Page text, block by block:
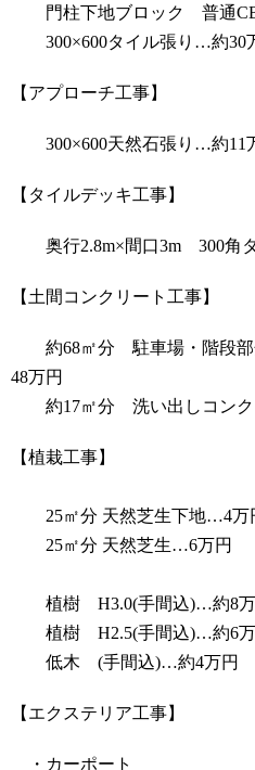
門柱下地ブロック 普通
300×600タイル張り…約30
【アプローチ工事】
300×600天然石張り…約11
【タイルデッキ工事】
奥行2.8m×間口3m 300角
【土間コンクリート工事】
約68㎡分 駐車場・階段部
48万円
約17㎡分 洗い出しコンク
【植栽工事】
25㎡分 天然芝生下地…4万
25㎡分 天然芝生…6万円
植樹 H3.0(手間込)…約8万
植樹 H2.5(手間込)…約6万
低木 (手間込)…約4万円
【エクステリア工事】
・カーポート